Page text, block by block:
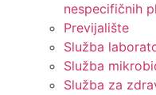
nespecifičnih
Previjalište
Služba
Služba
Služba za